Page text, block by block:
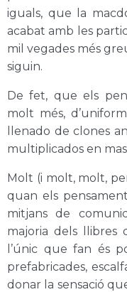
iguals, que la
acabat amb les
mil vegades més
siguin.
De fet, que els
molt més,
llenado de clones
multiplicados en
Molt (i molt, molt,
quan els
mitjans de
majoria dels llibres
l’únic que fan és
prefabricades,
donar la sensació